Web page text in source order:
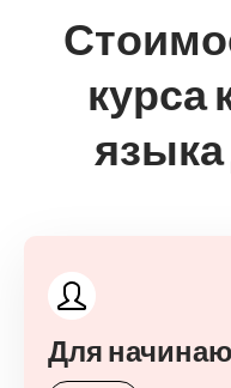
курса
Для